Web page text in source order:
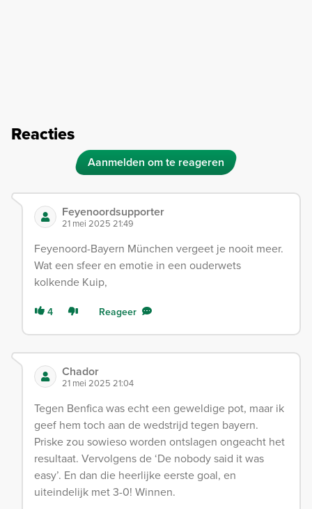
Reacties
Aanmelden om te reageren
Feyenoordsupporter
21 mei 2025 21:49
Feyenoord-Bayern München vergeet je nooit meer.
Wat een sfeer en emotie in een ouderwets
kolkende Kuip,
4 Reageer
Chador
21 mei 2025 21:04
Tegen Benfica was echt een geweldige pot, maar ik
geef hem toch aan de wedstrijd tegen bayern.
Priske zou sowieso worden ontslagen ongeacht het
resultaat. Vervolgens de ‘De nobody said it was
easy’. En dan die heerlijke eerste goal, en
uiteindelijk met 3-0! Winnen.